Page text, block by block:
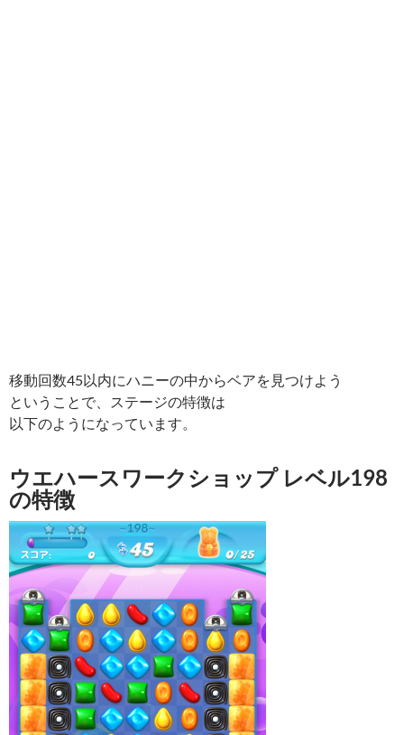
移動回数45以内にハニーの中からベアを見つけよう
ということで、ステージの特徴は
以下のようになっています。
ウエハースワークショップ レベル198
の特徴